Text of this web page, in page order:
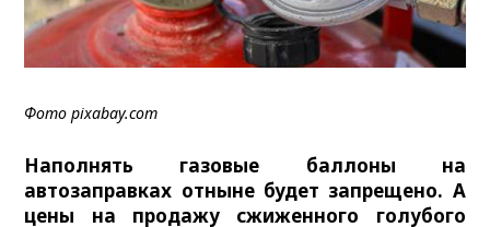
Фото pixabay.com
Наполнять газовые баллоны на
автозаправках отныне будет запрещено. А
цены на продажу сжиженного голубого